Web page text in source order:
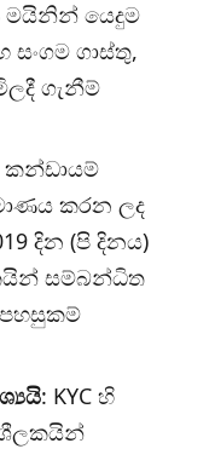
මයිනින් යෙදුම
ගාස්තු,
ගැනීම්
කන්ඩායම්
කරන ලද
දින (පි දිනය)
සම්බන්ධිත
: KYC හි